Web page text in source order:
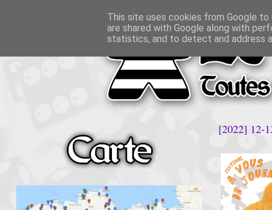
[2022] 12-
This site uses cookies from Google
are shared with Google along with
statistics, and to detect and address